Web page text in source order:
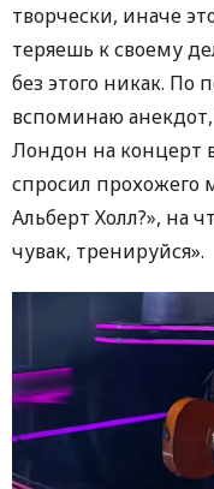
творчески, иначе
теряешь к своему
без этого никак. По
вспоминаю
Лондон на концерт
спросил прохожего
Альберт Холл?», на
чувак, тренируйся».